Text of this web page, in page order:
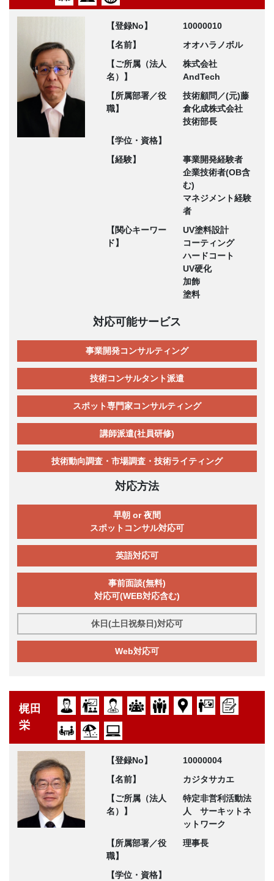
【登録No】
10000010
【名前】
オオハラノボル
【ご所属（法人
名）】
株式会社
AndTech
【所属部署／役
職】
技術顧問／(元)藤
倉化成株式会社
技術部長
【学位・資格】
【経験】
事業開発経験者
企業技術者(OB含
む)
マネジメント経験
者
【関心キーワー
ド】
UV塗料設計
コーティング
ハードコート
UV硬化
加飾
塗料
対応可能サービス
事業開発コンサルティング
技術コンサルタント派遣
スポット専門家コンサルティング
講師派遣(社員研修)
技術動向調査・市場調査・技術ライティング
対応方法
早朝 or 夜間
スポットコンサル対応可
英語対応可
事前面談(無料)
対応可(WEB対応含む)
休日(土日祝祭日)対応可
Web対応可
梶田
栄
【登録No】
10000004
【名前】
カジタサカエ
【ご所属（法人
名）】
特定非営利活動法
人 サーキットネ
ットワーク
【所属部署／役
職】
理事長
【学位・資格】